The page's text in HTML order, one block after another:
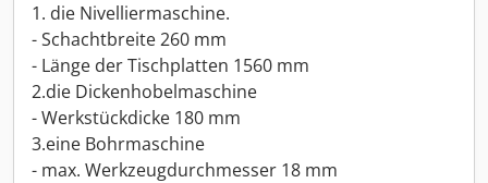
1. die Nivelliermaschine.
- Schachtbreite 260 mm
- Länge der Tischplatten 1560 mm
2.die Dickenhobelmaschine
- Werkstückdicke 180 mm
3.eine Bohrmaschine
- max. Werkzeugdurchmesser 18 mm